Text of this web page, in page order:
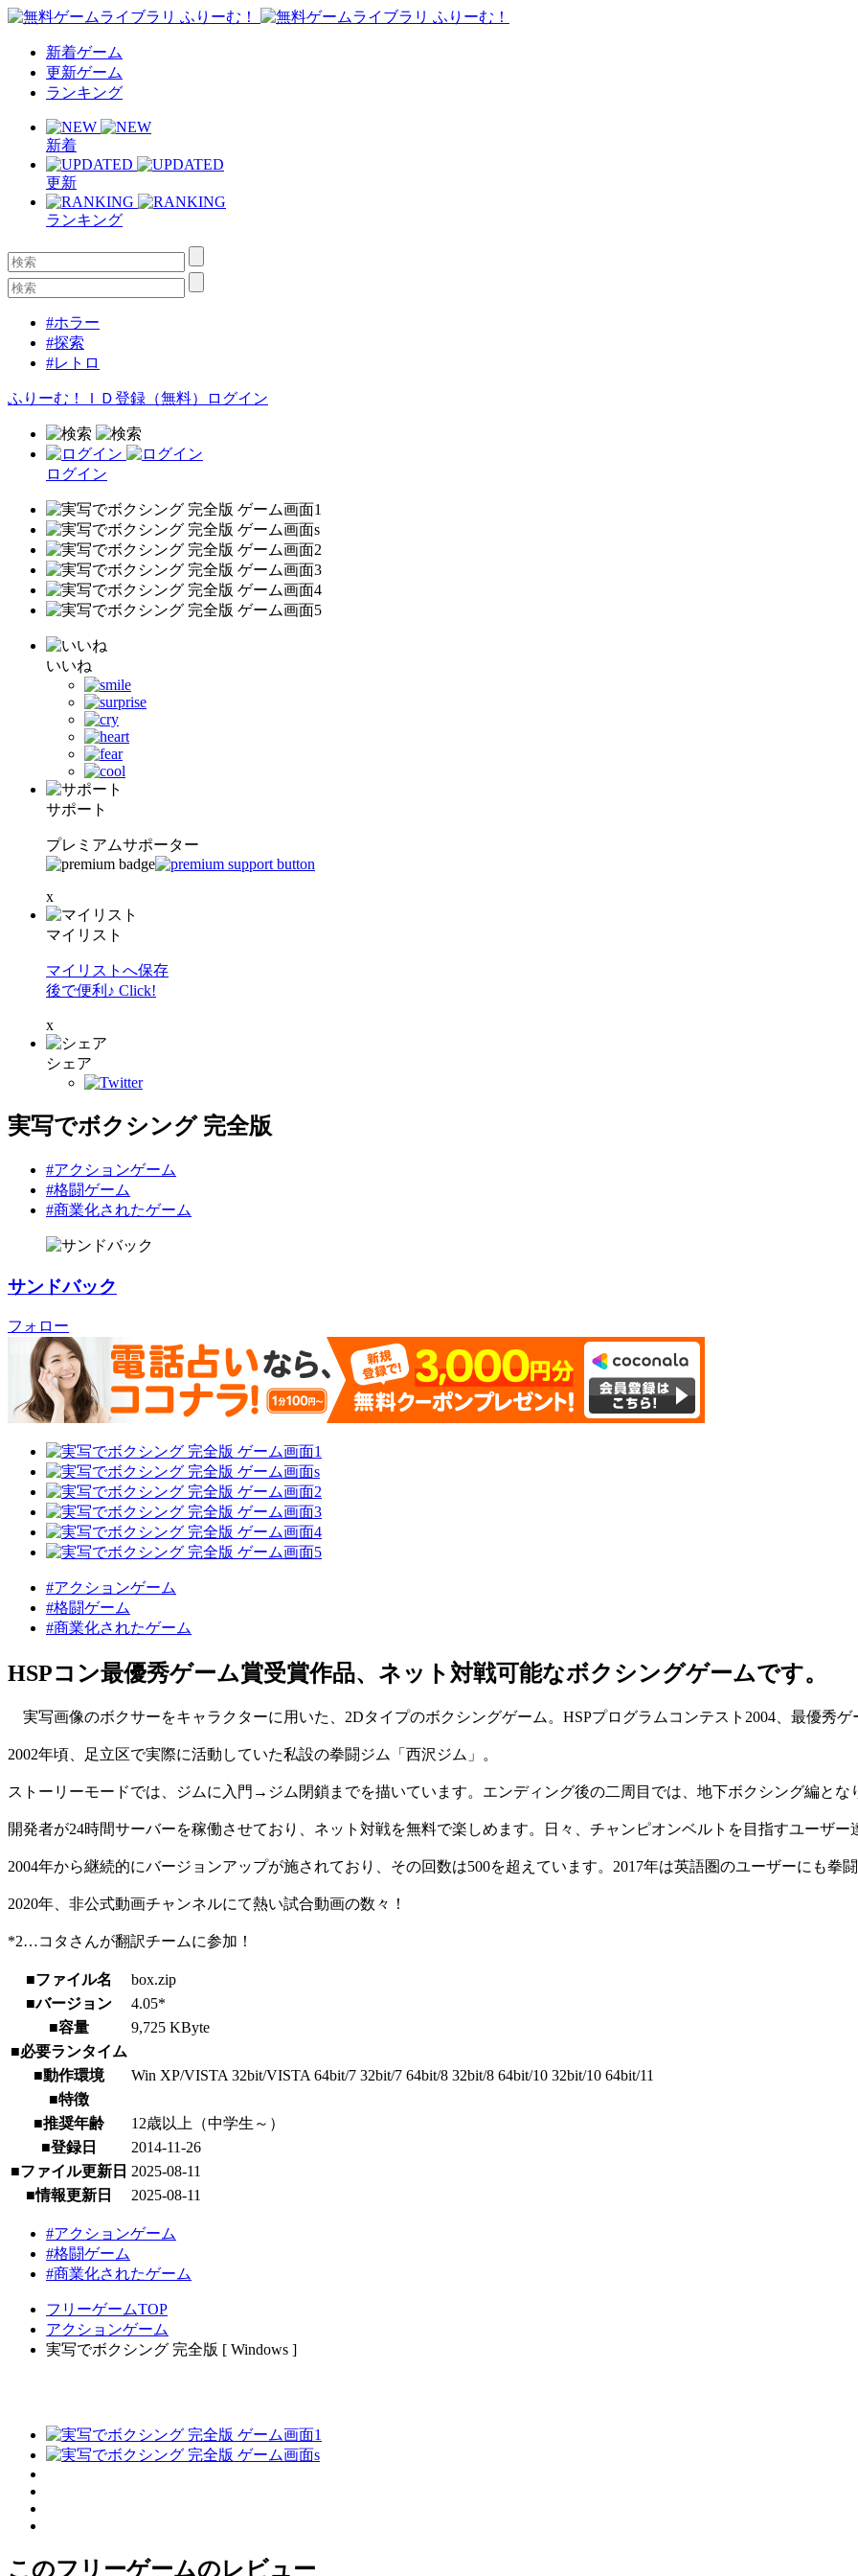
新着ゲーム
更新ゲーム
ランキング
新着
更新
ランキング
#ホラー
#探索
#レトロ
ふりーむ！ＩＤ登録（無料） ログイン
ログイン
いいね
サポート
プレミアムサポーター
x
マイリスト
マイリストへ保存
後で便利♪ Click!
x
シェア
実写でボクシング 完全版
#アクションゲーム
#格闘ゲーム
#商業化されたゲーム
サンドバック
フォロー
#アクションゲーム
#格闘ゲーム
#商業化されたゲーム
HSPコン最優秀ゲーム賞受賞作品、ネット対戦可能なボクシングゲームです。
実写画像のボクサーをキャラクターに用いた、2Dタイプのボクシングゲーム。HSPプログラムコンテスト2004、最優秀ゲ
2002年頃、足立区で実際に活動していた私設の拳闘ジム「西沢ジム」。
ストーリーモードでは、ジムに入門→ジム閉鎖までを描いています。エンディング後の二周目では、地下ボクシング編とな
開発者が24時間サーバーを稼働させており、ネット対戦を無料で楽しめます。日々、チャンピオンベルトを目指すユーザー
2004年から継続的にバージョンアップが施されており、その回数は500を超えています。2017年は英語圏のユーザーにも拳
2020年、非公式動画チャンネルにて熱い試合動画の数々！
*2…コタさんが翻訳チームに参加！
■ファイル名
box.zip
■バージョン
4.05*
■容量
9,725 KByte
■必要ランタイム
■動作環境
Win XP/VISTA 32bit/VISTA 64bit/7 32bit/7 64bit/8 32bit/8 64bit/10 32bit/10 64bit/11
■特徴
■推奨年齢
12歳以上（中学生～）
■登録日
2014-11-26
■ファイル更新日 2025-08-11
■情報更新日
2025-08-11
#アクションゲーム
#格闘ゲーム
#商業化されたゲーム
フリーゲームTOP
アクションゲーム
実写でボクシング 完全版 [ Windows ]
このフリーゲームのレビュー